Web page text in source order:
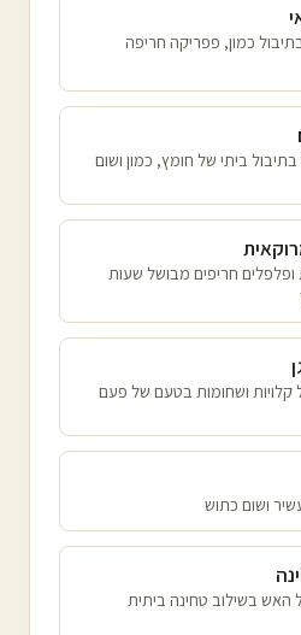
כמון, פפריקה חריפה
ביתי של חומץ, כמון ושום
ופלפלים חריפים מבושל שעות
קלויות ושחומות בטעם של פעם
ושום כתוש
האש בשילוב טחינה ביתית